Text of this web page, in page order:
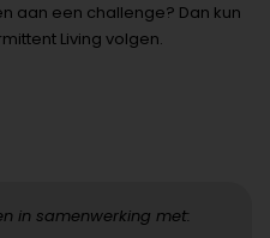
aan een challenge? Dan kun
Living volgen.
in samenwerking met: